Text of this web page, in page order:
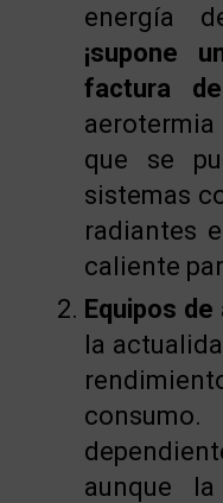
energía
¡supone
factura
que se
sistemas
radiantes
caliente
Equipos
la
aunque